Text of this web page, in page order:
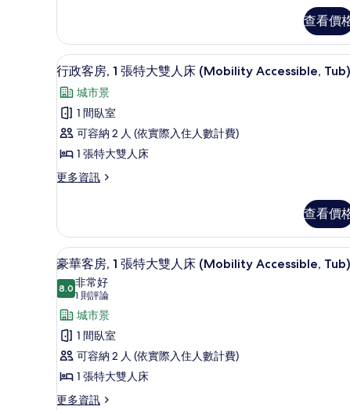
市
景
觀,
邊
間
(Corner)
的
所
片
1
間
臥
室,
城
市
景
觀,
邊
(Corner)
查看價
顯
示
行
政
客
1
特
大
雙
人
床
(Mobility
Accessible,
Tub)
的
所
高級寢具、舒適加層、迷你吧
6
行政客房, 1 張特大雙人床 (Mobility Accessible, Tub)
城市景
1 間臥室
可容納 2 人 (依實際入住人數計費)
1 張特大雙人床
更多資訊
更
客
房,
1
特
雙
人
床
(Mobility
Accessible,
的
查看價
顯
示
豪
華
客
房,
1
張
高級寢具、舒適加層、迷你吧
6
豪華客房, 1 張特大雙人床 (Mobility Accessible, Tub)
8.08.0 分，滿分 10 分
非常好
1 則評論
(1
則
評
論)
城市景
1 間臥室
可容納 2 人 (依實際入住人數計費)
1 張特大雙人床
更多資訊
更